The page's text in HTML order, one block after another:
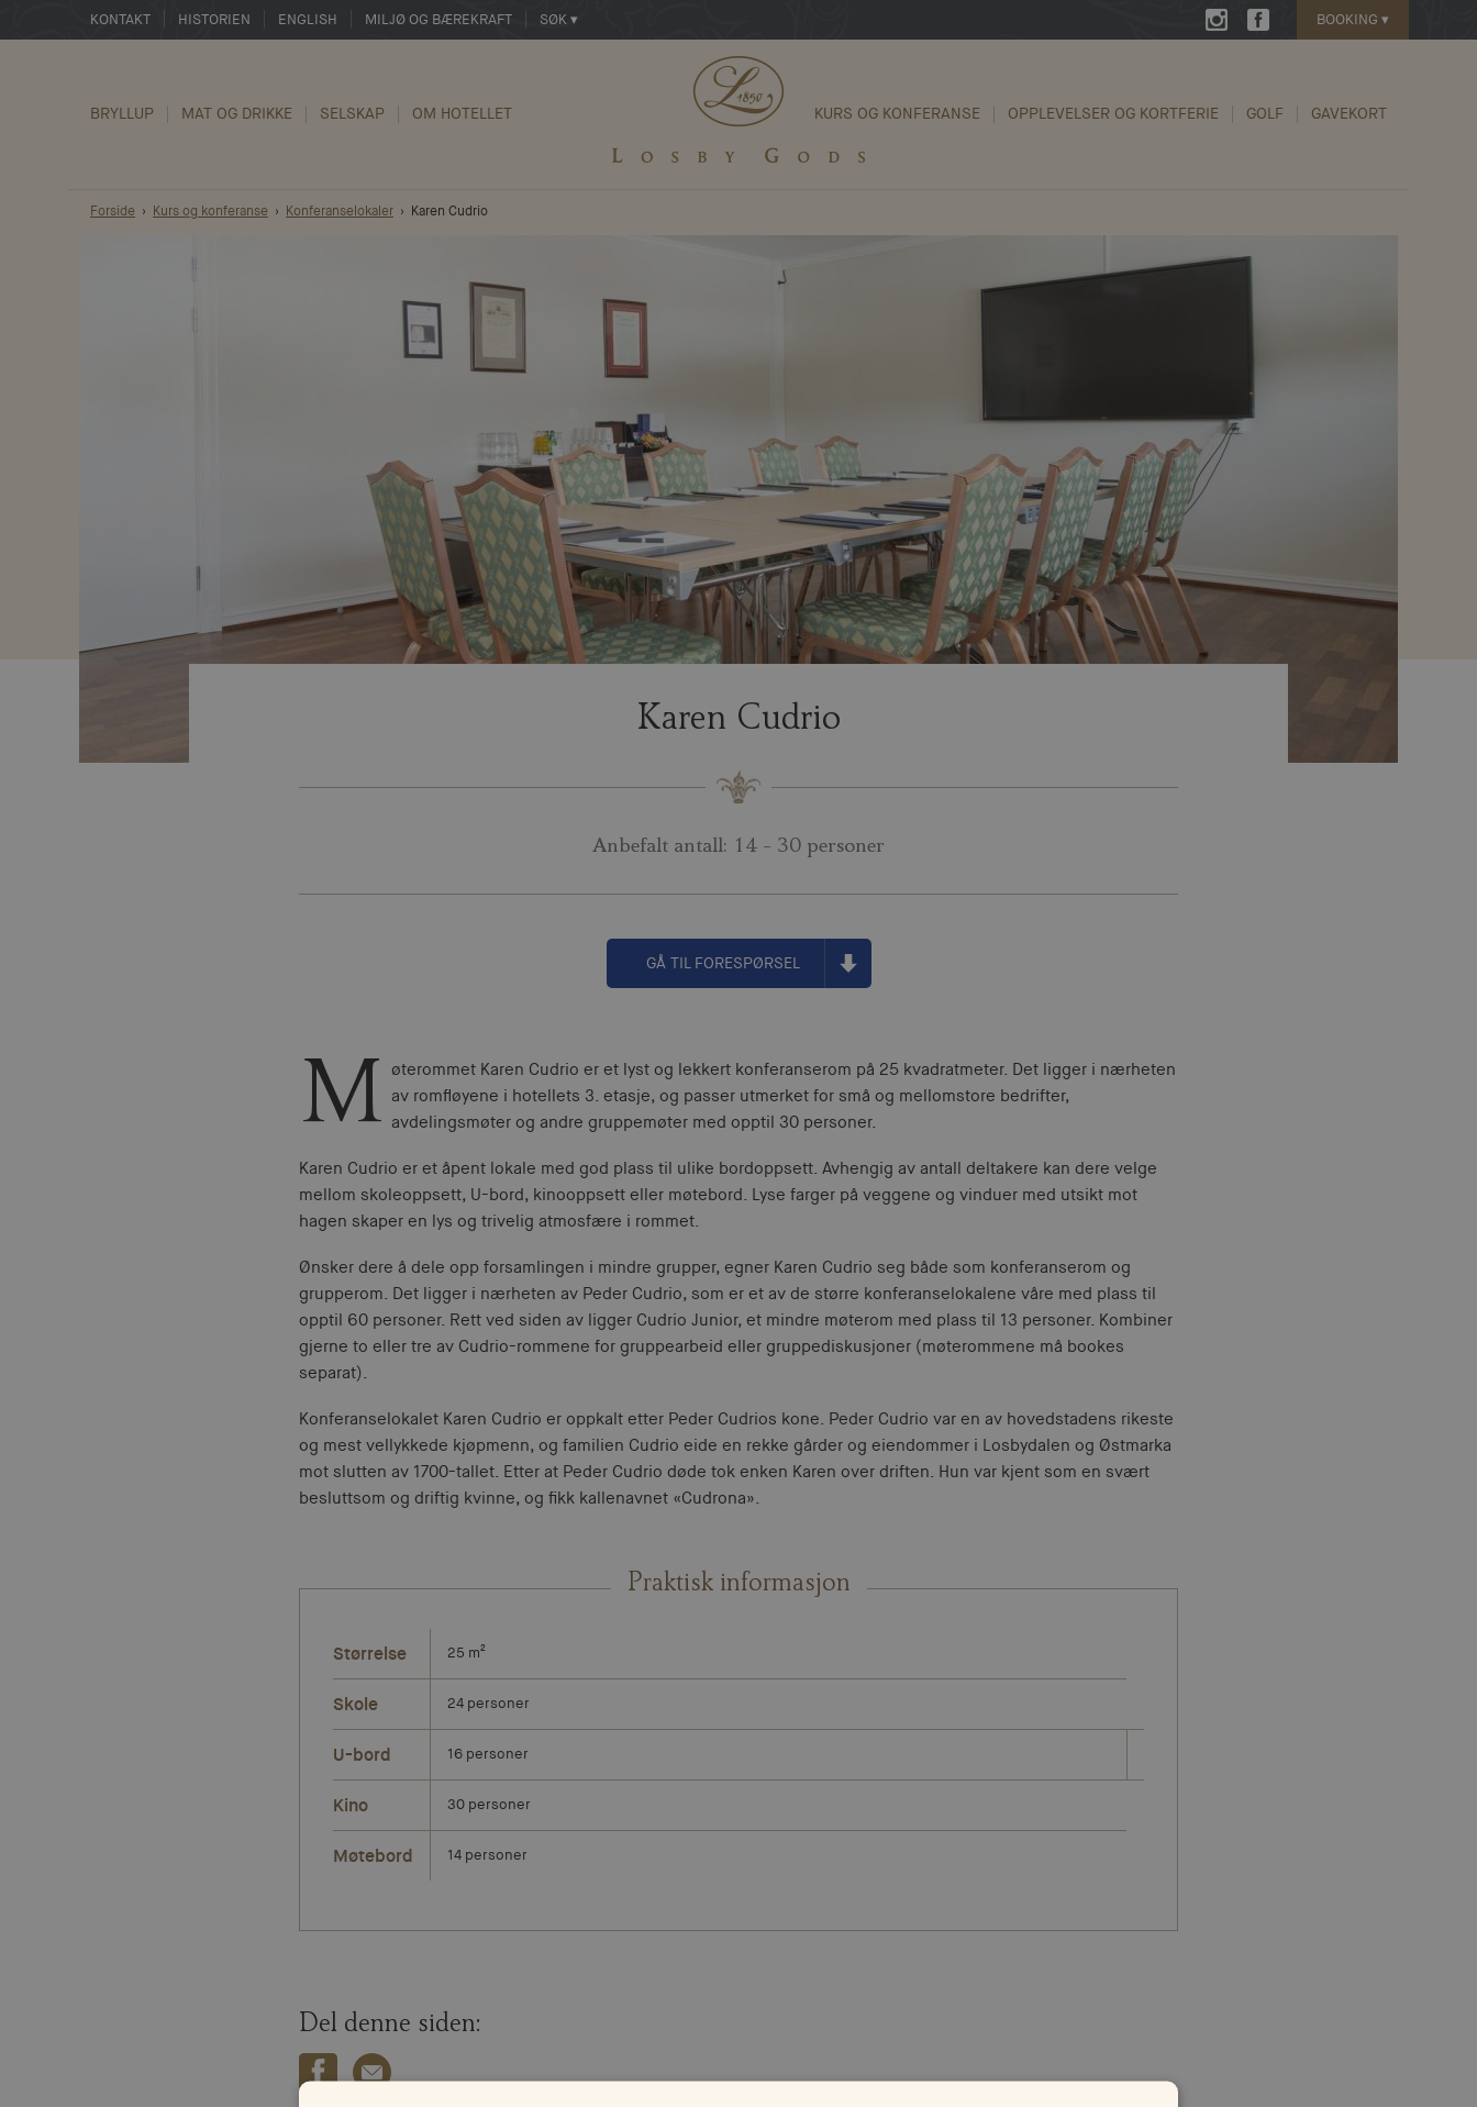
KONTAKT HISTORIEN ENGLISH MILJØ OG BÆREKRAFT SØK ▾ BOOKING ▾
BRYLLUP MAT OG DRIKKE SELSKAP OM HOTELLET KURS OG KONFERANSE OPPLEVELSER OG KORTFERIE GOLF GAVEKORT
Forside Kurs og konferanse Konferanselokaler Karen Cudrio
Karen Cudrio
Anbefalt antall: 14 - 30 personer
GÅ TIL FORESPØRSEL
M øterommet Karen Cudrio er et lyst og lekkert konferanserom på 25 kvadratmeter. Det ligger i nærheten
av romfløyene i hotellets 3. etasje, og passer utmerket for små og mellomstore bedrifter,
avdelingsmøter og andre gruppemøter med opptil 30 personer.
Karen Cudrio er et åpent lokale med god plass til ulike bordoppsett. Avhengig av antall deltakere kan dere velge
mellom skoleoppsett, U-bord, kinooppsett eller møtebord. Lyse farger på veggene og vinduer med utsikt mot
hagen skaper en lys og trivelig atmosfære i rommet.
Ønsker dere å dele opp forsamlingen i mindre grupper, egner Karen Cudrio seg både som konferanserom og
grupperom. Det ligger i nærheten av Peder Cudrio, som er et av de større konferanselokalene våre med plass til
opptil 60 personer. Rett ved siden av ligger Cudrio Junior, et mindre møterom med plass til 13 personer. Kombiner
gjerne to eller tre av Cudrio-rommene for gruppearbeid eller gruppediskusjoner (møterommene må bookes
separat).
Konferanselokalet Karen Cudrio er oppkalt etter Peder Cudrios kone. Peder Cudrio var en av hovedstadens rikeste
og mest vellykkede kjøpmenn, og familien Cudrio eide en rekke gårder og eiendommer i Losbydalen og Østmarka
mot slutten av 1700-tallet. Etter at Peder Cudrio døde tok enken Karen over driften. Hun var kjent som en svært
besluttsom og driftig kvinne, og fikk kallenavnet «Cudrona».
Praktisk informasjon
Størrelse 25 m²
Skole 24 personer
U-bord 16 personer
Kino 30 personer
Møtebord 14 personer
Del denne siden: